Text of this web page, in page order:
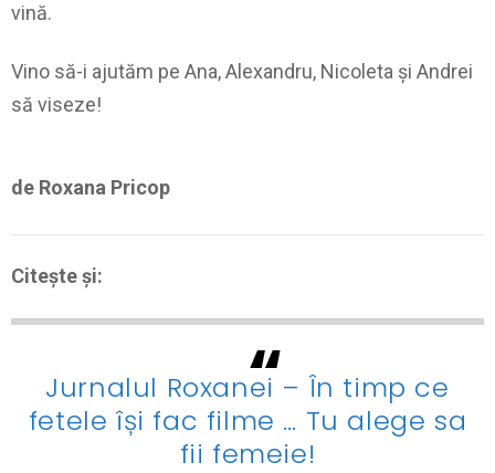
vină.
Vino să-i ajutăm pe Ana, Alexandru, Nicoleta și Andrei
să viseze!
de Roxana Pricop
Citește și:
Jurnalul Roxanei – În timp ce
fetele își fac filme … Tu alege sa
fii femeie!